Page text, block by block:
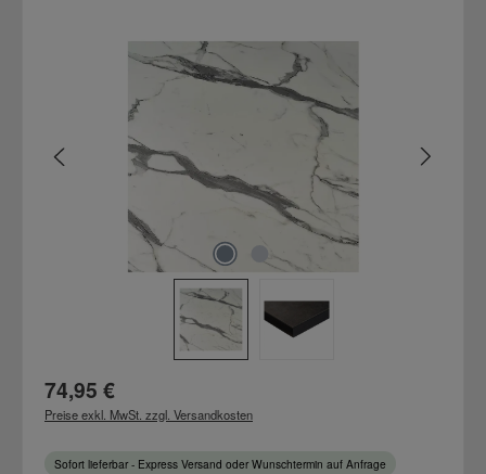
Bildergalerie überspringen
Regulärer Preis:
74,95 €
Preise exkl. MwSt. zzgl. Versandkosten
Sofort lieferbar - Express Versand oder Wunschtermin auf Anfrage